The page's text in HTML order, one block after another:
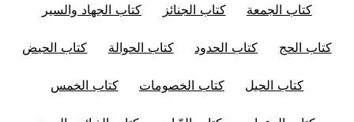
كتاب الجمعة كتاب الجنائز كتاب الجهاد والسير
كتاب الحج كتاب الحدود كتاب الحوالة كتاب الحيض
كتاب الحيل كتاب الخصومات كتاب الخمس